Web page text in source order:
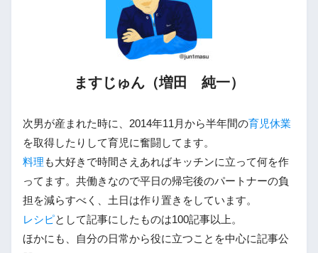
ますじゅん（増田 純一）
次男が産まれた時に、2014年11月から半年間の育児休業
を取得したりして育児に奮闘してます。
料理 も大好きで時間さえあればキッチンに立って何を作
ってます。共働きなので平日の帰宅後のパートナーの負
担を減らすべく、土日は作り置きをしています。
レシピとして記事にしたものは100記事以上。
ほかにも、自分の日常から役に立つことを中心に記事公